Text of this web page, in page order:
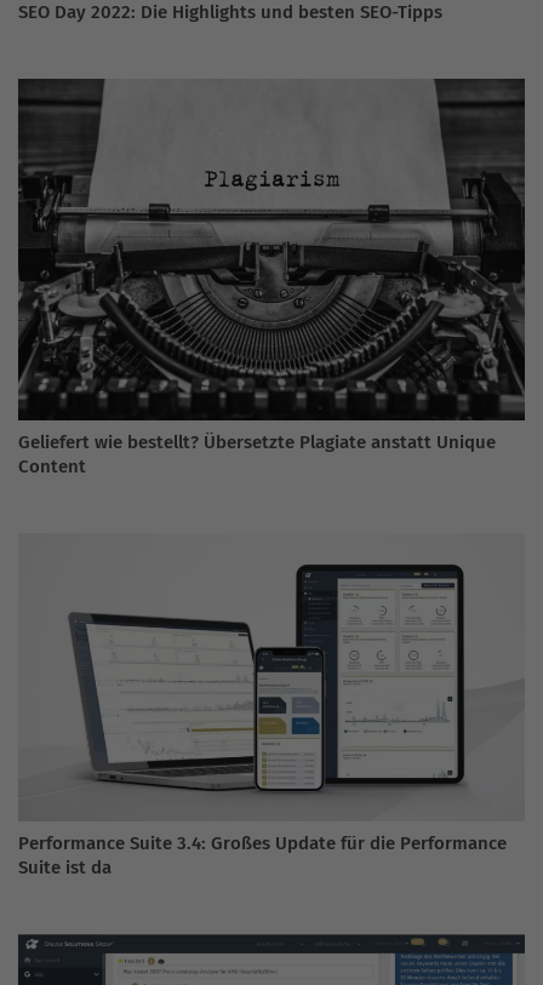
SEO Day 2022: Die Highlights und besten SEO-Tipps
Geliefert wie bestellt? Übersetzte Plagiate anstatt Unique
Content
Performance Suite 3.4: Großes Update für die Performance
Suite ist da